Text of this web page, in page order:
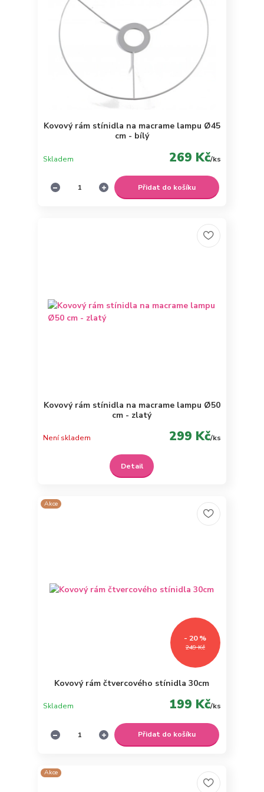
Kovový rám stínidla na macrame lampu Ø45
cm - bílý
269 Kč/ks
Skladem
Přidat do košíku
Kovový rám stínidla na macrame lampu Ø50
cm - zlatý
299 Kč/ks
Není skladem
Detail
Akce
249 Kč
- 20 %
Kovový rám čtvercového stínidla 30cm
199 Kč/ks
Skladem
Přidat do košíku
Akce